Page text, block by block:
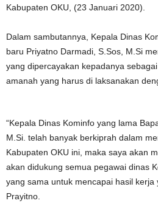
Kabupaten OKU, (23 Januari 2020).
Dalam sambutannya, Kepala Dinas
baru Priyatno Darmadi, S.Sos, M.Si
yang dipercayakan kepadanya
amanah yang harus di laksanakan
“Kepala Dinas Kominfo yang lama
M.Si. telah banyak berkiprah dalam
Kabupaten OKU ini, maka saya akan
akan didukung semua pegawai dinas
yang sama untuk mencapai hasil
Prayitno.